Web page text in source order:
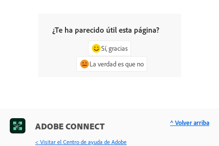
¿Te ha parecido útil esta página?
Sí, gracias
La verdad es que no
ADOBE CONNECT
< Visitar el Centro de ayuda de Adobe
^ Volver arriba